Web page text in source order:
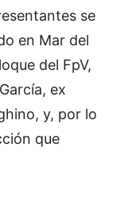
se
en Mar del
del FpV,
ex
y, por lo
que